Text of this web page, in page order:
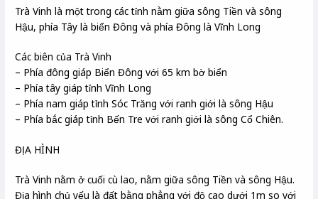
Trà Vinh là một trong các tỉnh nằm giữa sông Tiền và sông
Hậu, phía Tây là biển Đông và phía Đông là Vĩnh Long
Các biên của Trà Vinh
– Phía đông giáp Biển Đông với 65 km bờ biển
– Phía tây giáp tỉnh Vĩnh Long
– Phía nam giáp tỉnh Sóc Trăng với ranh giới là sông Hậu
– Phía bắc giáp tỉnh Bến Tre với ranh giới là sông Cổ Chiên.
ĐỊA HÌNH
Trà Vinh nằm ở cuối cù lao, nằm giữa sông Tiền và sông Hậu.
Địa hình chủ yếu là đất bằng phẳng với độ cao dưới 1m so với